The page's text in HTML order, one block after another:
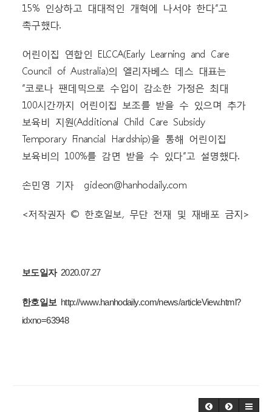
15% 인상하고 대대적인 개혁에 나서야 한다”고
촉구했다.
어린이집 연합인 ELCCA(Early Learning and Care
Council of Australia)의 엘리자베스 데스 대표는
“코로나 팬데믹으로 수입이 감소한 가정은 최대
100시간까지 어린이집 보조를 받을 수 있으며 추가
보육비 지원(Additional Child Care Subsidy
Temporary Financial Hardship)을 통해 어린이집
보육비의 100%를 감면 받을 수 있다”고 설명했다.
손민영 기자 gideon@hanhodaily.com
<저작권자 © 한호일보, 무단 전재 및 재배포 금지>
보도일자 2020.07.27
한호일보
http://www.hanhodaily.com/news/articleView.html?
idxno=63948